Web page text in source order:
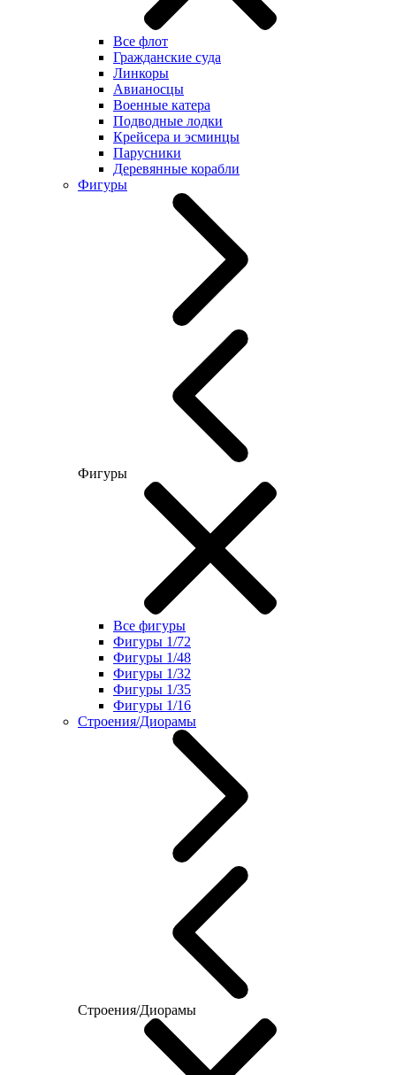
Все флот
Гражданские суда
Линкоры
Авианосцы
Военные катера
Подводные лодки
Крейсера и эсминцы
Парусники
Деревянные корабли
Фигуры
Фигуры
Все фигуры
Фигуры 1/72
Фигуры 1/48
Фигуры 1/32
Фигуры 1/35
Фигуры 1/16
Строения/Диорамы
Строения/Диорамы